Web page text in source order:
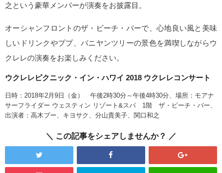
之という豪華メンバーが演奏をお披露目。
オーシャンフロントのザ・ビーチ・バーで、心地良い風と美味
しいドリンクやププ、バニヤンツリーの景色を満喫しながらウ
クレレの演奏をお楽しみください。
ウクレレピクニック・イン・ハワイ 2018 ウクレレコンサート
日時：2018年2月9日（金） 午後2時30分～午後4時30分、場所：モアナ
サーフライダー ウェスティン リゾート&スパ 1階 ザ・ビーチ・バー、
出演者：高木ブー、キヨサク、分山貴美子、関口和之
この記事をシェアしませんか？